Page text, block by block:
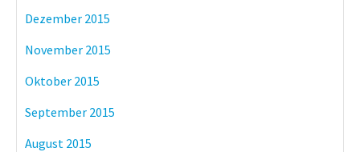
Dezember 2015
November 2015
Oktober 2015
September 2015
August 2015